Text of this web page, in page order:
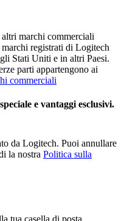
marchi commerciali
registrati di Logitech
Stati Uniti e in altri Paesi.
parti appartengono ai
commerciali
e vantaggi esclusivi.
da Logitech. Puoi annullare
la nostra Politica sulla
tua casella di posta.